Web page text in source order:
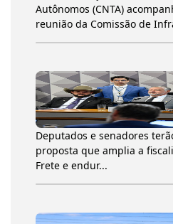
Autônomos (CNTA)
reunião da Comissão de
Deputados e senadores
proposta que amplia a
Frete e endur...